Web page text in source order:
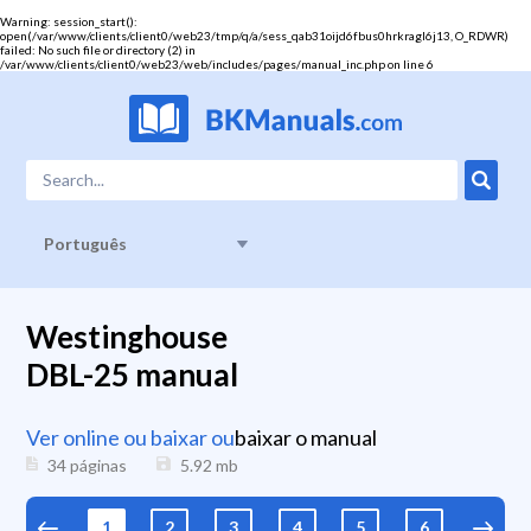
Warning: session_start():
open(/var/www/clients/client0/web23/tmp/q/a/sess_qab31oijd6fbus0hrkragl6j13, O_RDWR)
failed: No such file or directory (2) in
/var/www/clients/client0/web23/web/includes/pages/manual_inc.phpon line6
Português
Westinghouse
DBL-25 manual
Ver online ou baixar oubaixar o manual
34 páginas 5.92 mb
1 2 3 4 5 6 7